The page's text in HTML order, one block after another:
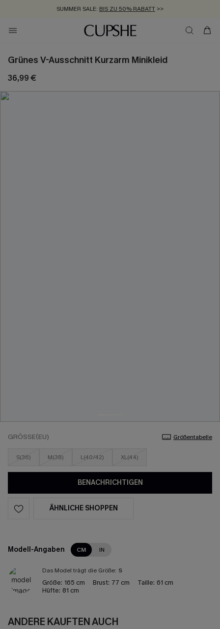
SUMMER SALE: BIS ZU 50% RABATT >>
ZUM NEWSLETTER:BIS ZU -20% EXTRA ERHALTEN
KOSTENLOSER VERSAND AB 89 €
Grünes V-Ausschnitt Kurzarm Minikleid
36,99 €
GRÖSSE(EU) Größentabelle
S(36) M(38) L(40/42) XL(44)
BENACHRICHTIGEN
ÄHNLICHE SHOPPEN
Modell-Angaben CM IN
Das Model trägt die Größe: S
Größe: 165 cm Brust: 77 cm Taille: 61 cm
Hüfte: 81 cm
ANDERE KAUFTEN AUCH